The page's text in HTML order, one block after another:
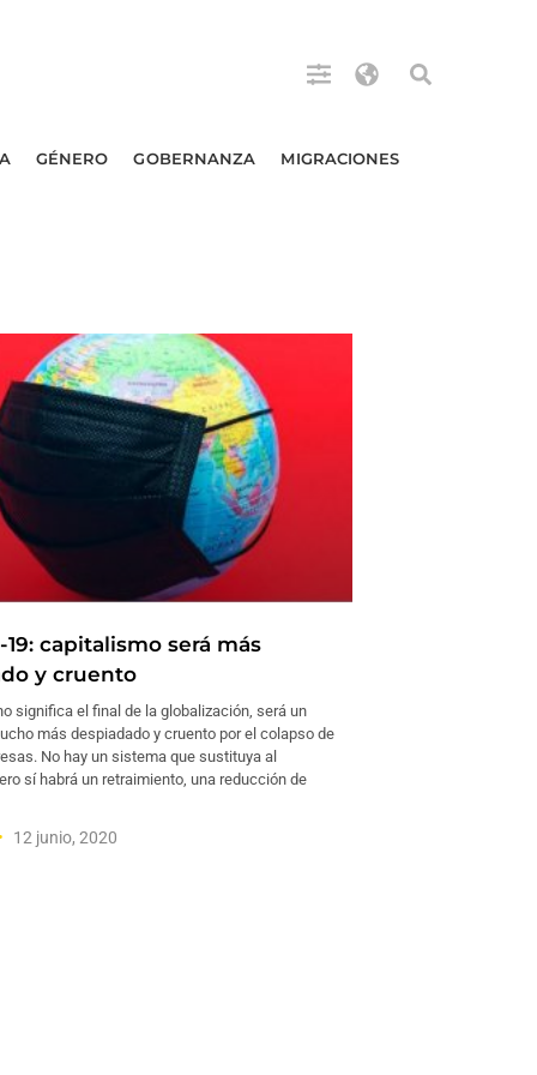
GÉNERO GOBERNANZA MIGRACIONES
19: capitalismo será más
y cruento
significa el final de la globalización, será un
más despiadado y cruento por el colapso de
No hay un sistema que sustituya al
sí habrá un retraimiento, una reducción de
12 junio, 2020